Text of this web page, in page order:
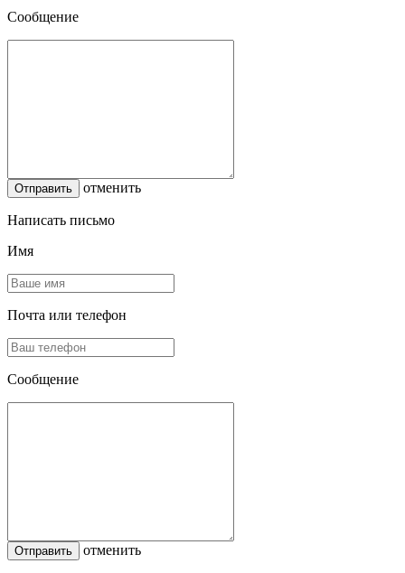
Сообщение
отменить
Написать письмо
Имя
Почта или телефон
Сообщение
отменить